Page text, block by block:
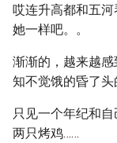
哎连升高都和五
她一样吧。。
渐渐的，越来越
知不觉饿的昏了头
只见一个年纪和
两只烤鸡……